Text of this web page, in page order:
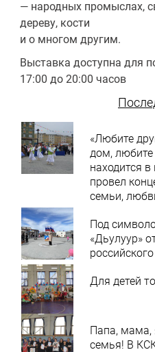
— народных промыслах,
дереву, кости
и о многом другим.
Выставка доступна для
17:00 до 20:00 часов
«Любите
дом,
находится
провел
семьи,
Под
«Дьулуур»
Для детей
Папа, мама,
семья! В